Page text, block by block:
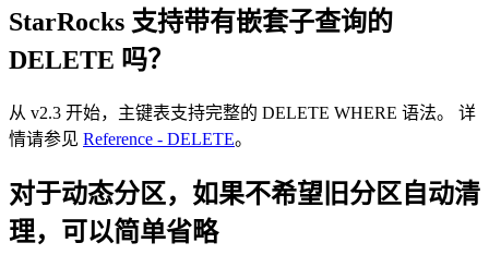
StarRocks 支持带有嵌套子查询的
DELETE 吗？
从 v2.3 开始，主键表支持完整的 DELETE WHERE 语法。 详
情请参见 Reference - DELETE。
对于动态分区，如果不希望旧分区自动清
理，可以简单省略